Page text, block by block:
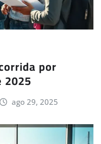
por
ago 29, 2025